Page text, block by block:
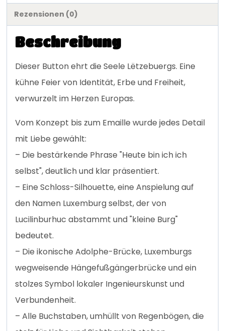
Rezensionen (0)
Beschreibung
Dieser Button ehrt die Seele Lëtzebuergs. Eine
kühne Feier von Identität, Erbe und Freiheit,
verwurzelt im Herzen Europas.
Vom Konzept bis zum Emaille wurde jedes Detail
mit Liebe gewählt:
– Die bestärkende Phrase "Heute bin ich ich
selbst", deutlich und klar präsentiert.
– Eine Schloss-Silhouette, eine Anspielung auf
den Namen Luxemburg selbst, der von
Lucilinburhuc abstammt und "kleine Burg"
bedeutet.
– Die ikonische Adolphe-Brücke, Luxemburgs
wegweisende Hängefußgängerbrücke und ein
stolzes Symbol lokaler Ingenieurskunst und
Verbundenheit.
– Alle Buchstaben, umhüllt von Regenbögen, die